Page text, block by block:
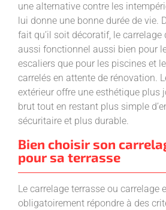
une alternative contre les
lui donne une bonne durée de vie.
fait qu’il soit décoratif, le carrelage
aussi fonctionnel aussi bien pour
escaliers que pour les piscines et
carrelés en attente de rénovation.
extérieur offre une esthétique plus
brut tout en restant plus simple
sécuritaire et plus durable.
Bien choisir son
pour sa terrasse
Le carrelage terrasse ou carrelage
obligatoirement répondre à des